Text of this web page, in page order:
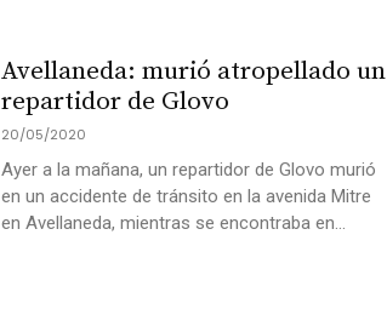
Avellaneda: murió atropellado un
repartidor de Glovo
20/05/2020
Ayer a la mañana, un repartidor de Glovo murió
en un accidente de tránsito en la avenida Mitre
en Avellaneda, mientras se encontraba en...